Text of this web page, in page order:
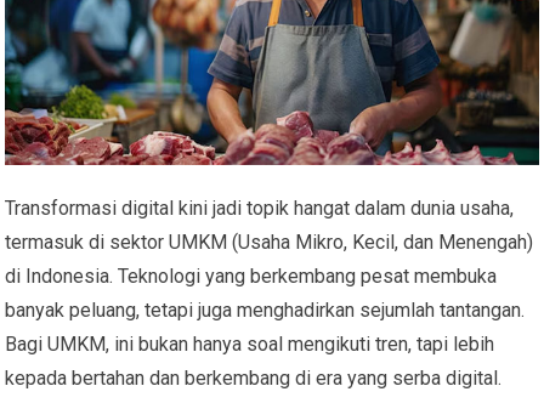
Transformasi digital kini jadi topik hangat dalam dunia usaha,
termasuk di sektor UMKM (Usaha Mikro, Kecil, dan Menengah)
di Indonesia. Teknologi yang berkembang pesat membuka
banyak peluang, tetapi juga menghadirkan sejumlah tantangan.
Bagi UMKM, ini bukan hanya soal mengikuti tren, tapi lebih
kepada bertahan dan berkembang di era yang serba digital.